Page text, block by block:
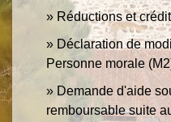
Réductions et
Déclaration de
Personne morale
Demande d'aide
remboursable suite